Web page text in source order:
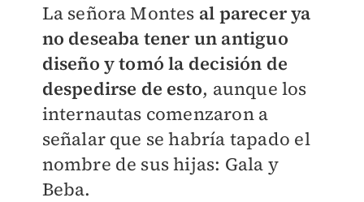
La señora Montes al parecer ya
no deseaba tener un antiguo
diseño y tomó la decisión de
despedirse de esto, aunque los
internautas comenzaron a
señalar que se habría tapado el
nombre de sus hijas: Gala y
Beba.